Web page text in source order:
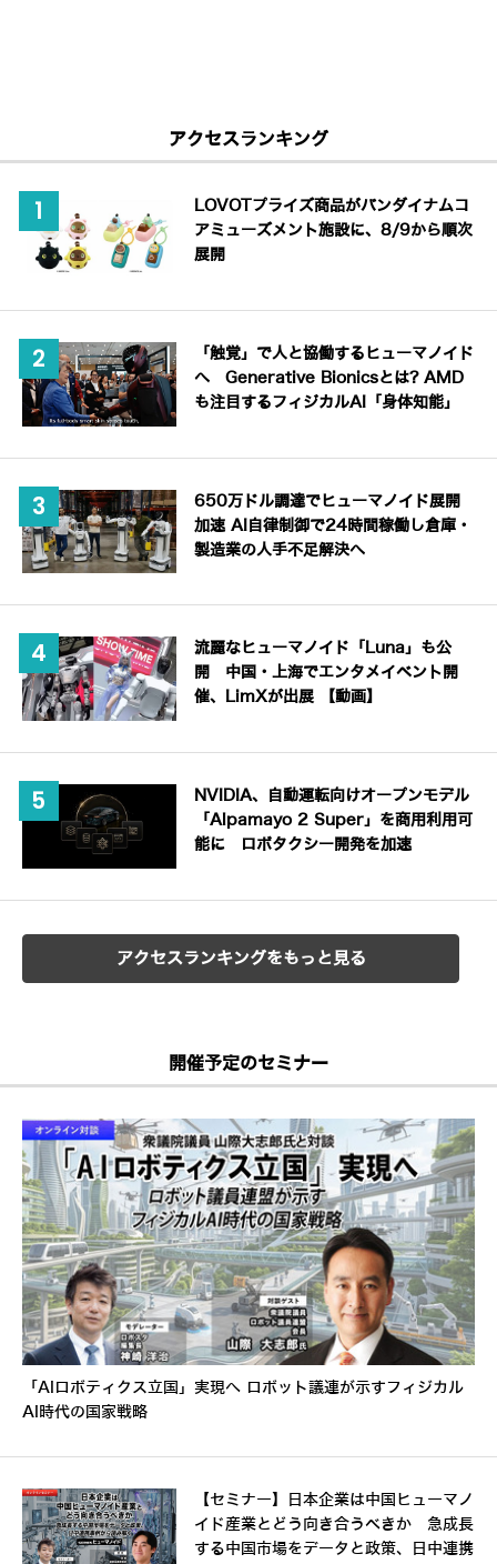
アクセスランキング
LOVOTプライズ商品がバンダイナムコ
アミューズメント施設に、8/9から順次
展開
「触覚」で人と協働するヒューマノイド
へ Generative Bionicsとは? AMD
も注目するフィジカルAI「身体知能」
650万ドル調達でヒューマノイド展開
加速 AI自律制御で24時間稼働し倉庫・
製造業の人手不足解決へ
流麗なヒューマノイド「Luna」も公
開 中国・上海でエンタメイベント開
催、LimXが出展 【動画】
NVIDIA、自動運転向けオープンモデル
「Alpamayo 2 Super」を商用利用可
能に ロボタクシー開発を加速
アクセスランキングをもっと見る
開催予定のセミナー
「AIロボティクス立国」実現へ ロボット議連が示すフィジカル
AI時代の国家戦略
【セミナー】日本企業は中国ヒューマノ
イド産業とどう向き合うべきか 急成長
する中国市場をデータと政策、日中連携